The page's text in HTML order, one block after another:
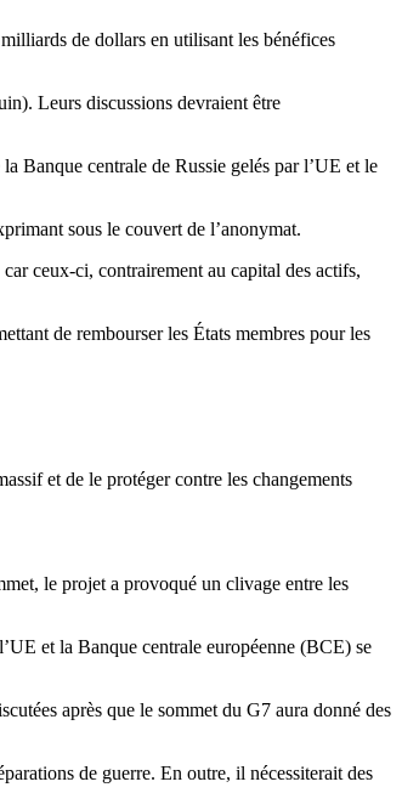
de dollars en utilisant les bénéfices
Leurs discussions devraient être
Banque centrale de Russie gelés par l’UE et le
sous le couvert de l’anonymat.
ceux-ci, contrairement au capital des actifs,
de rembourser les États membres pour les
et de le protéger contre les changements
le projet a provoqué un clivage entre les
et la Banque centrale européenne (BCE) se
après que le sommet du G7 aura donné des
de guerre. En outre, il nécessiterait des